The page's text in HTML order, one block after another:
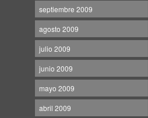
septiembre 2009
agosto 2009
julio 2009
junio 2009
mayo 2009
abril 2009